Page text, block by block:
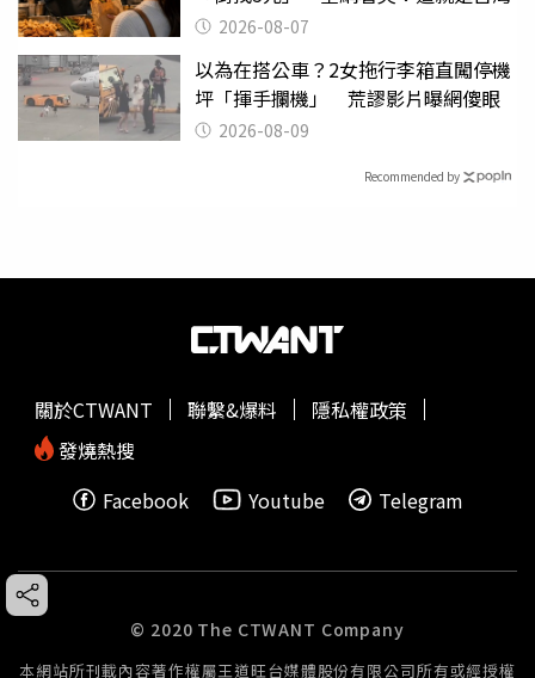
2026-08-07
以為在搭公車？2女拖行李箱直闖停機
坪「揮手攔機」 荒謬影片曝網傻眼
2026-08-09
Recommended by
關於CTWANT 聯繫&爆料
隱私權政策
發燒熱搜
Facebook
Youtube Telegram
© 2020 The CTWANT Company
本網站所刊載內容著作權屬王道旺台媒體股份有限公司所有或經授權